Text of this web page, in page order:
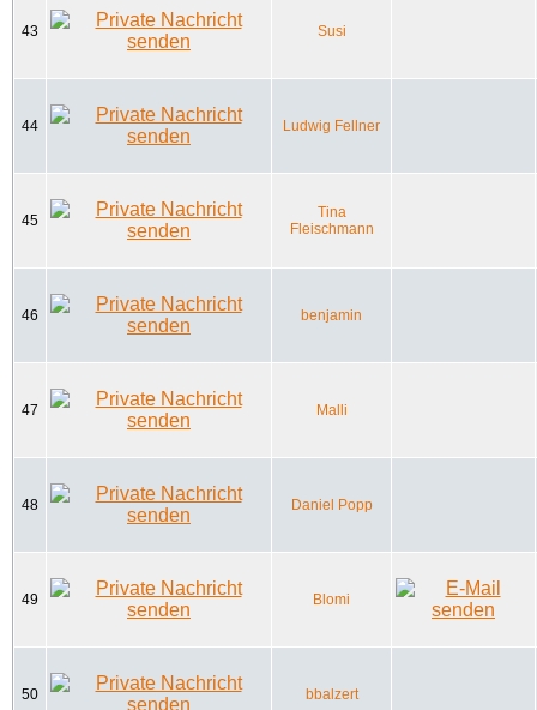
43 Susi
44 Ludwig Fellner
45
Tina
Fleischmann
46 benjamin
47 Malli
48 Daniel Popp
49 Blomi
50 bbalzert